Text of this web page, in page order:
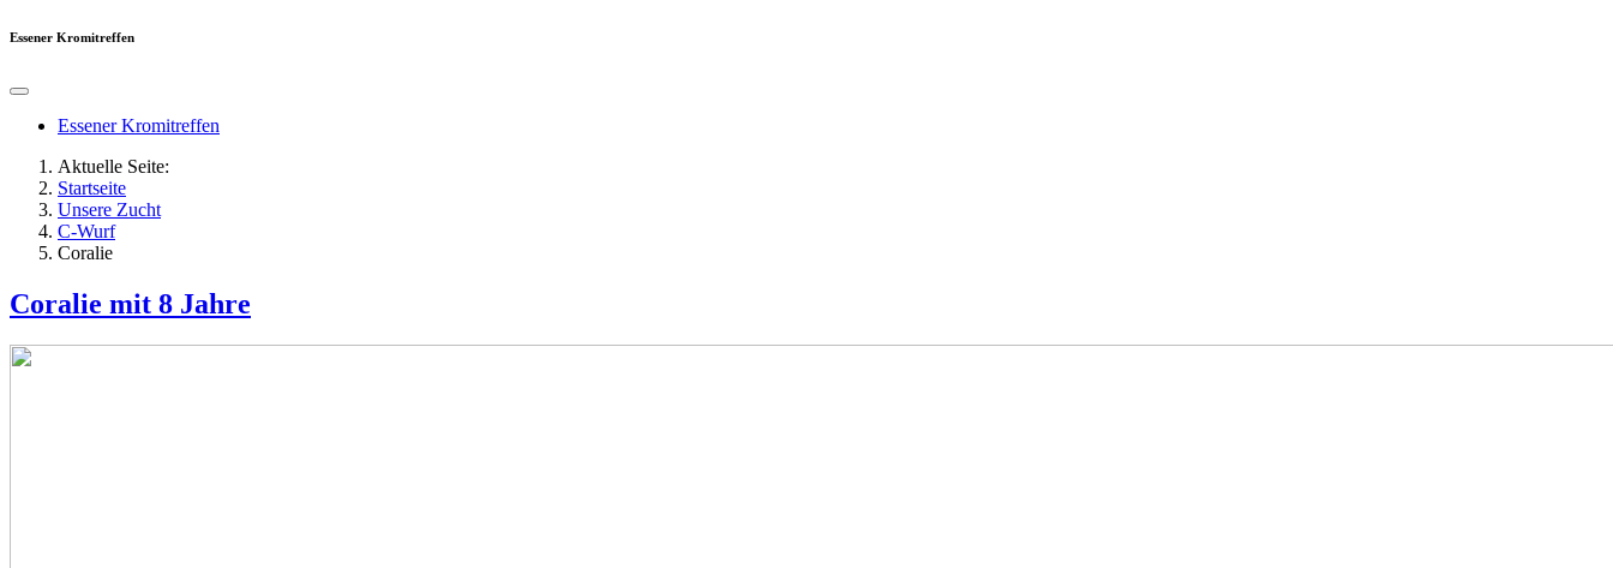
Essener Kromitreffen
Essener Kromitreffen
Aktuelle Seite:
Startseite
Unsere Zucht
C-Wurf
Coralie
Coralie mit 8 Jahre